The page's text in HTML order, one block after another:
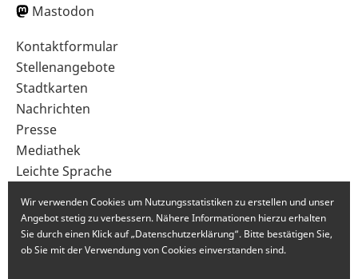
Mastodon
Sekundärnavigation
im
Fußbereich
Kontaktformular
Stellenangebote
Stadtkarten
Nachrichten
Presse
Mediathek
Leichte Sprache
Wir verwenden Cookies um Nutzungsstatistiken zu erstellen und unser
Angebot stetig zu verbessern. Nähere Informationen hierzu erhalten
Sie durch einen Klick auf „Datenschutzerklärung“. Bitte bestätigen Sie,
ob Sie mit der Verwendung von Cookies einverstanden sind.